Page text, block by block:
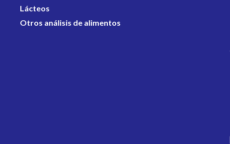
Lácteos
Otros análisis de alimentos